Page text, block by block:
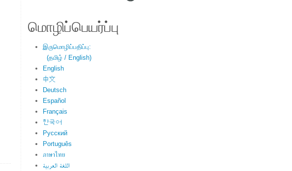
மொழிப்பெயர்ப்பு
இருமொழிப்பதிப்பு:
(தமிழ் / English)
English
中文
Deutsch
Español
Français
한국어
Русский
Português
ภาษาไทย
اللغة العربية